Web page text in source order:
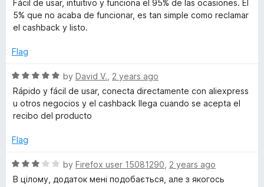
t
e
5
u
t
Fácil de usar, intuitivo y funciona el 95% de las ocasiones. El
5% que no acaba de funcionar, es tan simple como reclamar
el cashback y listo.
Flag
R
a
t
e
5
u
t
by David V. 2 years ago
Rápido y fácil de usar, conecta directamente con aliexpress
u otros negocios y el cashback llega cuando se acepta el
recibo del producto
Flag
R
a
by Firefox user 15081290 2 years ago
В цілому, додаток мені подобається, але з якогось